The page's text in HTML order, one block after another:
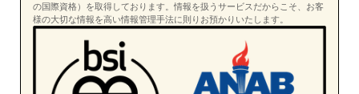
の国際資格）を取得しております。情報を扱うサービスだからこそ、お客
様の大切な情報を高い情報管理手法に則りお預かりいたします。